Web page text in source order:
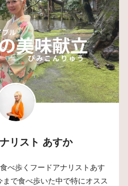
リスト あすか
べ歩くフードアナリストあす
で食べ歩いた中で特にオスス